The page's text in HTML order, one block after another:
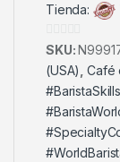
Tienda:
0
d
e
5
SKU:
(USA) ,Café